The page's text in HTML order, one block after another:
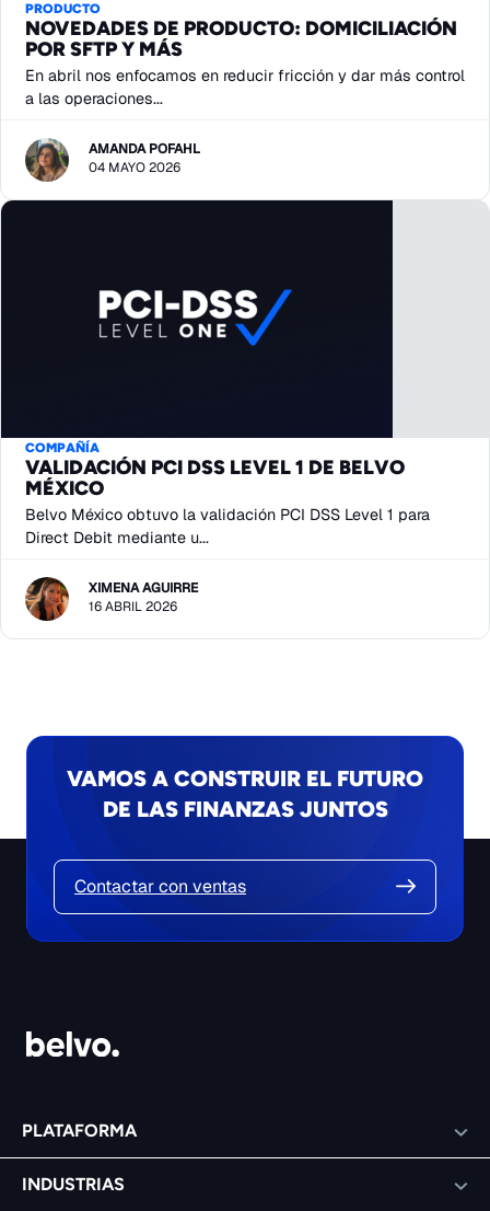
PRODUCTO
NOVEDADES DE PRODUCTO: DOMICILIACIÓN
POR SFTP Y MÁS
En abril nos enfocamos en reducir fricción y dar más control
a las operaciones...
AMANDA POFAHL
04 MAYO 2026
COMPAÑÍA
VALIDACIÓN PCI DSS LEVEL 1 DE BELVO
MÉXICO
Belvo México obtuvo la validación PCI DSS Level 1 para
Direct Debit mediante u...
XIMENA AGUIRRE
16 ABRIL 2026
VAMOS A CONSTRUIR EL FUTURO
DE LAS FINANZAS JUNTOS
Contactar con ventas
PLATAFORMA
INDUSTRIAS